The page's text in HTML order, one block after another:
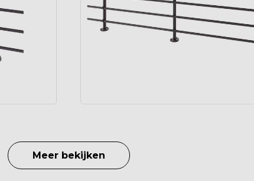
Meer bekijken